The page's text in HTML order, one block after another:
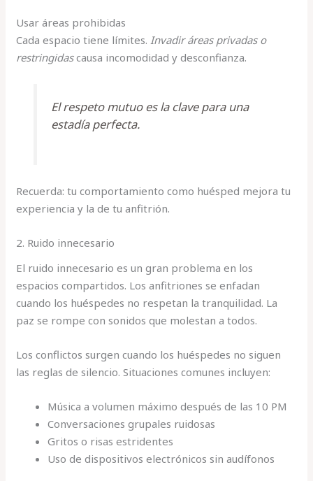
Usar áreas prohibidas
Cada espacio tiene límites.Invadir áreas privadas o
restringidascausa incomodidad y desconfianza.
El respeto mutuo es la clave para una
estadía perfecta.
Recuerda: tu comportamiento como huésped mejora tu
experiencia y la de tu anfitrión.
2. Ruido innecesario
El ruido innecesario es un gran problema en los
espacios compartidos. Los anfitriones se enfadan
cuando los huéspedes no respetan la tranquilidad. La
paz se rompe con sonidos que molestan a todos.
Los conflictos surgen cuando los huéspedes no siguen
las reglas de silencio. Situaciones comunes incluyen:
Música a volumen máximo después de las 10 PM
Conversaciones grupales ruidosas
Gritos o risas estridentes
Uso de dispositivos electrónicos sin audífonos